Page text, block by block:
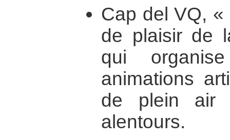
Cap del VQ, «
de plaisir de
qui
animations
de plein
alentours.